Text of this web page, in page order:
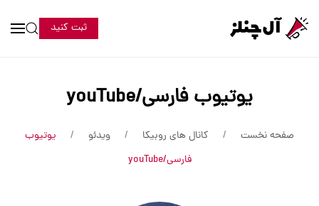
ثبت کنید
یوتیوب فارسی/youTube
صفحه نخست کانال های روبیکا ویدئو
یوتیوب
فارسی/youTube